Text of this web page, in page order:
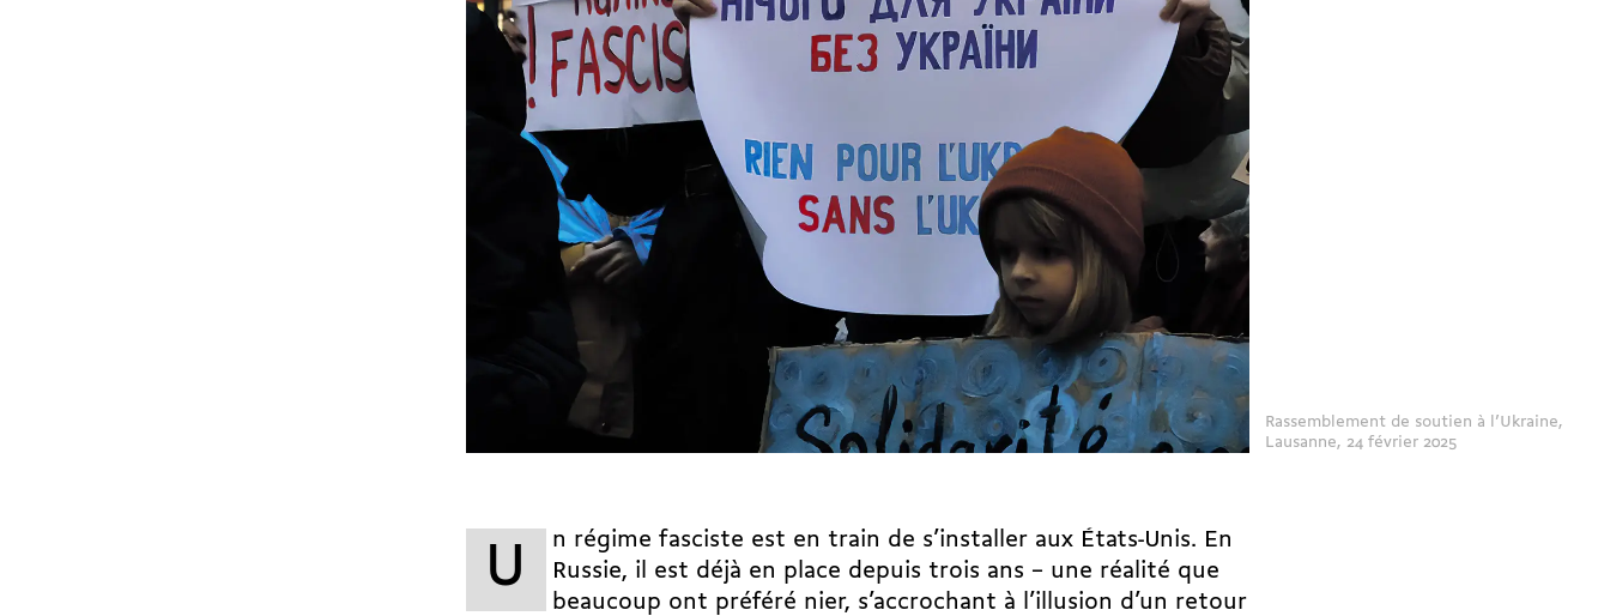
Rassemblement de soutien à l’Ukraine,
Lausanne, 24 février 2025
U
n régime fasciste est en train de s’installer aux États-Unis. En
Russie, il est déjà en place depuis trois ans – une réalité que
beaucoup ont préféré nier, s’accrochant à l’illusion d’un retour